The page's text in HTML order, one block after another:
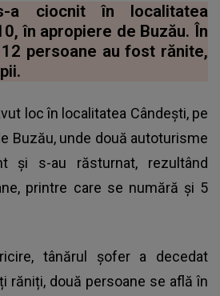
a ciocnit în localitatea
în apropiere de Buzău. În
persoane au fost rănite,
loc în localitatea Cândești, pe
Buzău, unde două autoturisme
și s-au răsturnat, rezultând
printre care se numără și 5
tânărul șofer a decedat
răniți, două persoane se află în